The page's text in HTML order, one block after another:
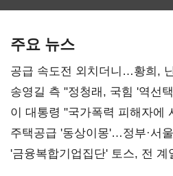
주요 뉴스
공급 속도전 외치더니…황희,
리모델링' 제안
송영길 측 "정청래, 국힘 '역선
총선 지휘 못해"
이 대통령 "국가폭력 피해자에
진실 밝혀야"
주택공급 '동상이몽'…정부·서
'금융복합기업집단' 토스, 전 계